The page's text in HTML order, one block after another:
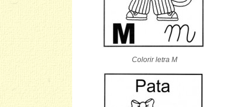
Colorir letra M